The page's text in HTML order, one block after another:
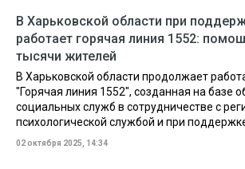
В Харьковской области при
работает горячая линия 1552:
тысячи жителей
В Харьковской области продолжает
"Горячая линия 1552", созданная на базе
социальных служб в сотрудничестве с
психологической службой и при
02 октября 2025, 14:34